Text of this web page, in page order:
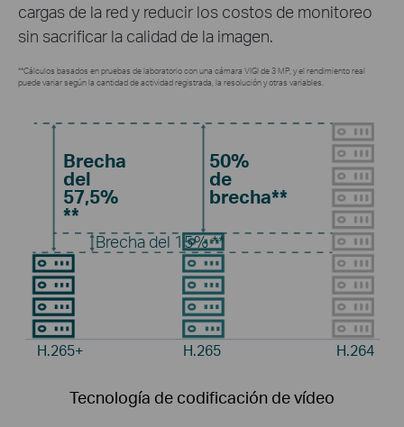
cargas de la red y reducir los costos de monitoreo
sin sacrificar la calidad de la imagen.
**Cálculos basados ​​en pruebas de laboratorio con una cámara VIGI de 3 MP, y el rendimiento real
puede variar según la cantidad de actividad registrada, la resolución y otras variables.
Brecha
del
57,5%
**
50%
de
brecha**
Brecha del 15% **
H.265+ H.265 H.264
Tecnología de codificación de vídeo